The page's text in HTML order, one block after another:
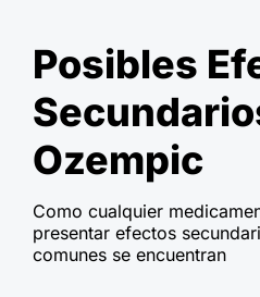
Posibles
Ozempic
Como cualquier
presentar efectos
comunes se encuentran